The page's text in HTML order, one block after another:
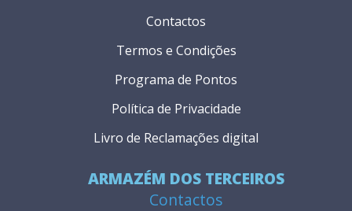
ARMAZÉM DOS TERCEIROS
Contactos
Contactos
Termos e Condições
Programa de Pontos
Política de Privacidade
Livro de Reclamações digital